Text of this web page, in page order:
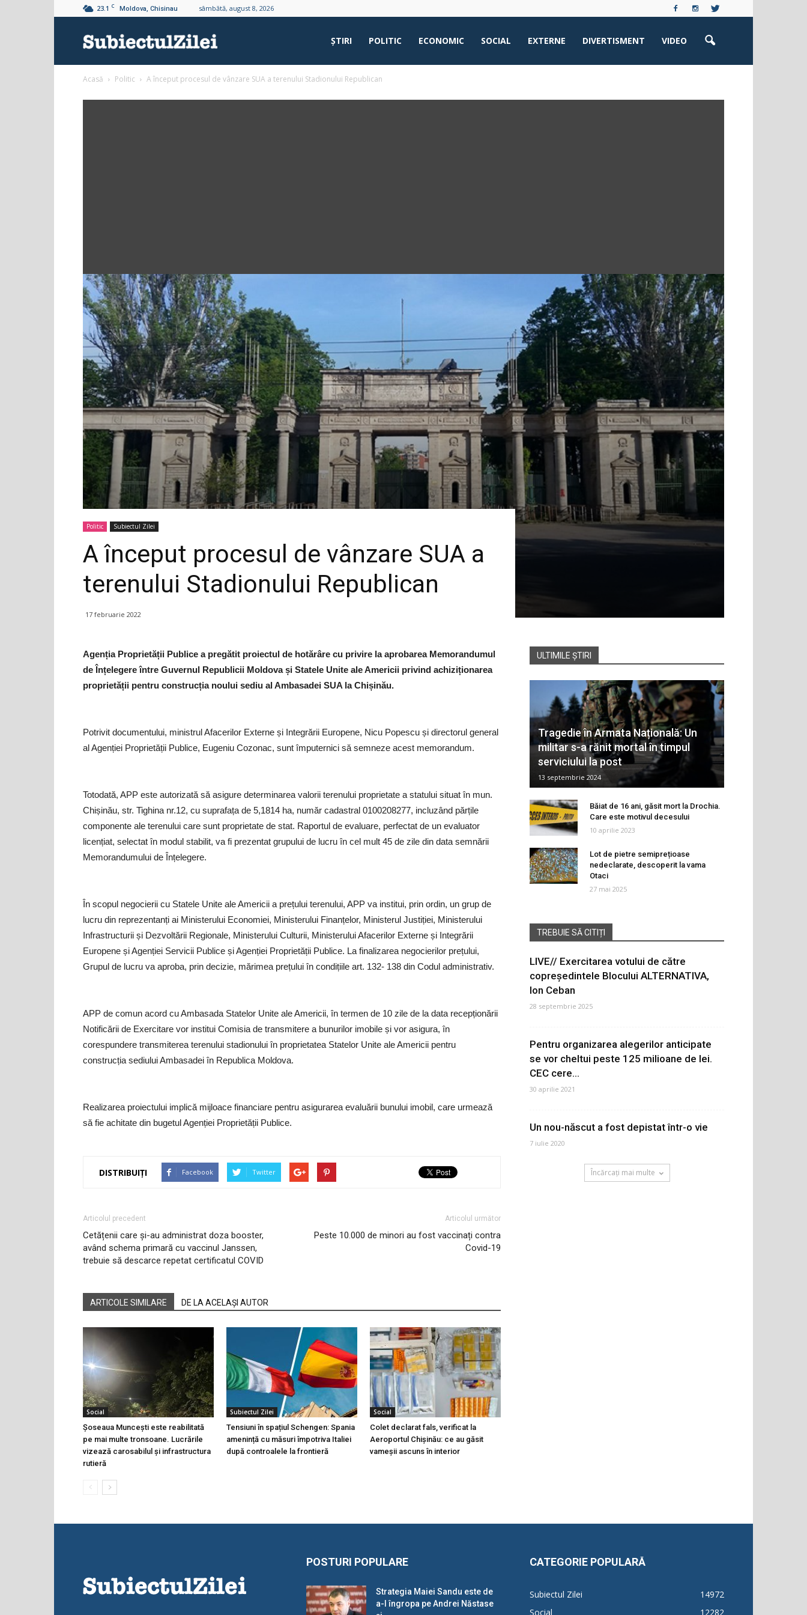
23.1 C Moldova, Chisinau sâmbătă, august 8, 2026
ŞTIRI POLITIC ECONOMIC SOCIAL EXTERNE DIVERTISMENT VIDEO
Acasă Politic A început procesul de vânzare SUA a terenului Stadionului Republican
Politic Subiectul Zilei
A început procesul de vânzare SUA a
terenului Stadionului Republican
17 februarie 2022
Agenția Proprietății Publice a pregătit proiectul de hotărâre cu privire la aprobarea Memorandumul
de Înțelegere între Guvernul Republicii Moldova și Statele Unite ale Americii privind achiziționarea
proprietății pentru construcția noului sediu al Ambasadei SUA la Chișinău.
Potrivit documentului, ministrul Afacerilor Externe și Integrării Europene, Nicu Popescu și directorul general
al Agenției Proprietății Publice, Eugeniu Cozonac, sunt împuternici să semneze acest memorandum.
Totodată, APP este autorizată să asigure determinarea valorii terenului proprietate a statului situat în mun.
Chișinău, str. Tighina nr.12, cu suprafața de 5,1814 ha, număr cadastral 0100208277, incluzând părțile
componente ale terenului care sunt proprietate de stat. Raportul de evaluare, perfectat de un evaluator
licențiat, selectat în modul stabilit, va fi prezentat grupului de lucru în cel mult 45 de zile din data semnării
Memorandumului de Înțelegere.
În scopul negocierii cu Statele Unite ale Americii a prețului terenului, APP va institui, prin ordin, un grup de
lucru din reprezentanți ai Ministerului Economiei, Ministerului Finanțelor, Ministerul Justiției, Ministerului
Infrastructurii și Dezvoltării Regionale, Ministerului Culturii, Ministerului Afacerilor Externe și Integrării
Europene și Agenției Servicii Publice și Agenției Proprietății Publice. La finalizarea negocierilor prețului,
Grupul de lucru va aproba, prin decizie, mărimea prețului în condițiile art. 132- 138 din Codul administrativ.
APP de comun acord cu Ambasada Statelor Unite ale Americii, în termen de 10 zile de la data recepționării
Notificării de Exercitare vor institui Comisia de transmitere a bunurilor imobile și vor asigura, în
corespundere transmiterea terenului stadionului în proprietatea Statelor Unite ale Americii pentru
construcția sediului Ambasadei în Republica Moldova.
Realizarea proiectului implică mijloace financiare pentru asigurarea evaluării bunului imobil, care urmează
să fie achitate din bugetul Agenției Proprietății Publice.
DISTRIBUIȚI Facebook Twitter
Articolul precedent
Cetățenii care și-au administrat doza booster,
având schema primară cu vaccinul Janssen,
trebuie să descarce repetat certificatul COVID
Articolul următor
Peste 10.000 de minori au fost vaccinați contra
Covid-19
ARTICOLE SIMILARE DE LA ACELAȘI AUTOR
Social
Șoseaua Muncești este reabilitată
pe mai multe tronsoane. Lucrările
vizează carosabilul și infrastructura
rutieră
Subiectul Zilei
Tensiuni în spațiul Schengen: Spania
amenință cu măsuri împotriva Italiei
după controalele la frontieră
Social
Colet declarat fals, verificat la
Aeroportul Chișinău: ce au găsit
vameșii ascuns în interior
ULTIMILE ȘTIRI
Tragedie în Armata Națională: Un
militar s-a rănit mortal în timpul
serviciului la post
13 septembrie 2024
Băiat de 16 ani, găsit mort la Drochia.
Care este motivul decesului
10 aprilie 2023
Lot de pietre semiprețioase
nedeclarate, descoperit la vama
Otaci
27 mai 2025
TREBUIE SĂ CITIȚI
LIVE// Exercitarea votului de către
copreședintele Blocului ALTERNATIVA,
Ion Ceban
28 septembrie 2025
Pentru organizarea alegerilor anticipate
se vor cheltui peste 125 milioane de lei.
CEC cere...
30 aprilie 2021
Un nou-născut a fost depistat într-o vie
7 iulie 2020
Încărcați mai multe
POSTURI POPULARE
Strategia Maiei Sandu este de
a-l îngropa pe Andrei Năstase
CATEGORIE POPULARĂ
Subiectul Zilei
14972
Social
12282